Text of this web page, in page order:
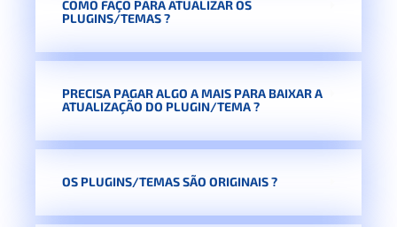
COMO FAÇO PARA ATUALIZAR OS
PLUGINS/TEMAS ?
PRECISA PAGAR ALGO A MAIS PARA BAIXAR A
ATUALIZAÇÃO DO PLUGIN/TEMA ?
OS PLUGINS/TEMAS SÃO ORIGINAIS ?